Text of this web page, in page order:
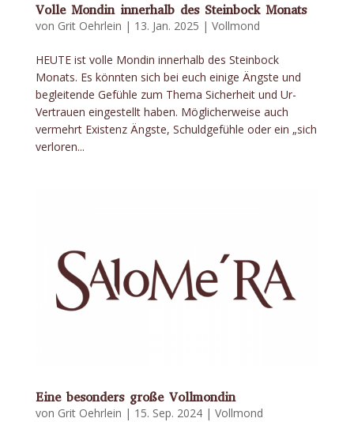
Volle Mondin innerhalb des Steinbock Monats
von Grit Oehrlein | 13. Jan. 2025 | Vollmond
HEUTE ist volle Mondin innerhalb des Steinbock
Monats. Es könnten sich bei euch einige Ängste und
begleitende Gefühle zum Thema Sicherheit und Ur-
Vertrauen eingestellt haben. Möglicherweise auch
vermehrt Existenz Ängste, Schuldgefühle oder ein „sich
verloren...
Eine besonders große Vollmondin
von Grit Oehrlein | 15. Sep. 2024| Vollmond